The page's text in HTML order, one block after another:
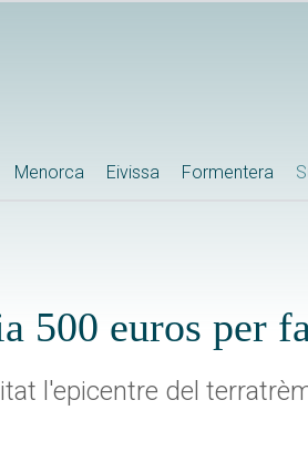
Menorca Eivissa Formentera
500 euros per
l'epicentre del